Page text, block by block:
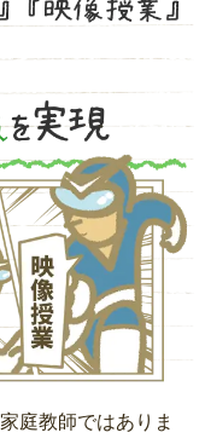
庭教師ではありま